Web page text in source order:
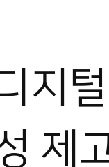
지
제
아해 다양한 스포
다.
전공하며 시범단
.
연히 영상 제작에